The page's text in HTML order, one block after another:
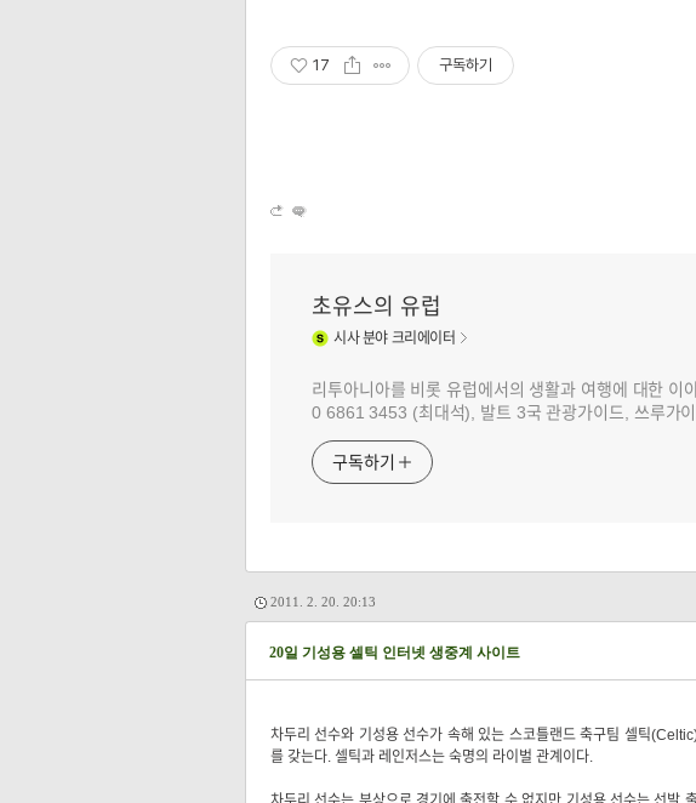
17 구독하기
초유스의 유럽
시사분야 크리에이터
리투아니아를 비롯 유럽에서의 생활과 여행에 대한
0 6861 3453 (최대석), 발트 3국 관광가이드, 쓰루가
구독하기
2011. 2. 20. 20:13
20일 기성용 셀틱 인터넷 생중계 사이트
차두리 선수와 기성용 선수가 속해 있는 스코틀랜드 축구팀 셀틱
를 갖는다. 셀틱과 레인저스는 숙명의 라이벌 관계이다.